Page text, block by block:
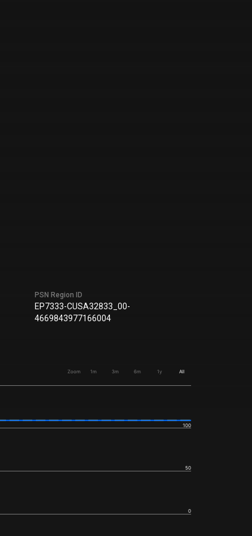
PSN Region ID
EP7333-CUSA32833_00-
4669843977166004
Zoom 1m 3m 6m 1y All
0
50
100